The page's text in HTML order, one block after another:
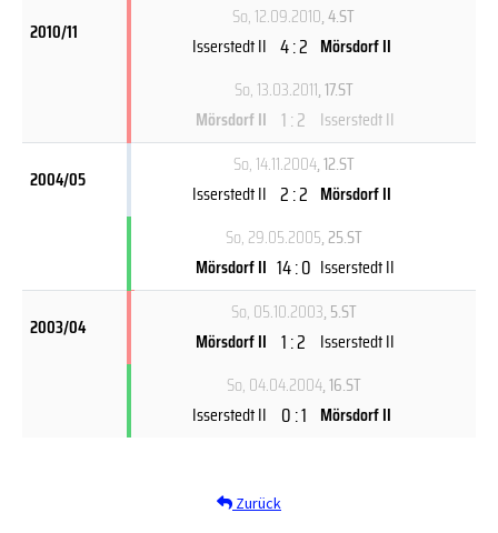
2010/11
So, 12.09.2010, 4.ST
Isserstedt II 4 : 2 Mörsdorf II
So, 13.03.2011, 17.ST
Mörsdorf II 1 : 2 Isserstedt II
2004/05
So, 14.11.2004, 12.ST
Isserstedt II 2 : 2 Mörsdorf II
So, 29.05.2005, 25.ST
Mörsdorf II 14 : 0 Isserstedt II
2003/04
So, 05.10.2003, 5.ST
Mörsdorf II 1 : 2 Isserstedt II
So, 04.04.2004, 16.ST
Isserstedt II 0 : 1 Mörsdorf II
Zurück